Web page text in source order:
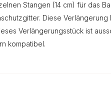
Stangen (14 cm) für das
Diese Verlängerung
Verlängerungsstück ist
kompatibel.